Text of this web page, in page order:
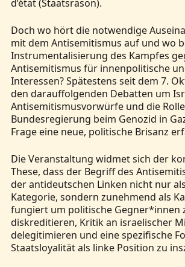
d’état (Staatsräson).
Doch wo hört die notwendige
mit dem Antisemitismus auf und wo
Instrumentalisierung des Kampfes
Antisemitismus für innenpolitische
Interessen? Spätestens seit dem 7.
den darauffolgenden Debatten um
Antisemitismusvorwürfe und die
Bundesregierung beim Genozid in
Frage eine neue, politische Brisanz
Die Veranstaltung widmet sich der
These, dass der Begriff des
der antideutschen Linken nicht nur
Kategorie, sondern zunehmend als
fungiert um politische Gegner*innen
diskreditieren, Kritik an israelischer
delegitimieren und eine spezifische
Staatsloyalität als linke Position zu